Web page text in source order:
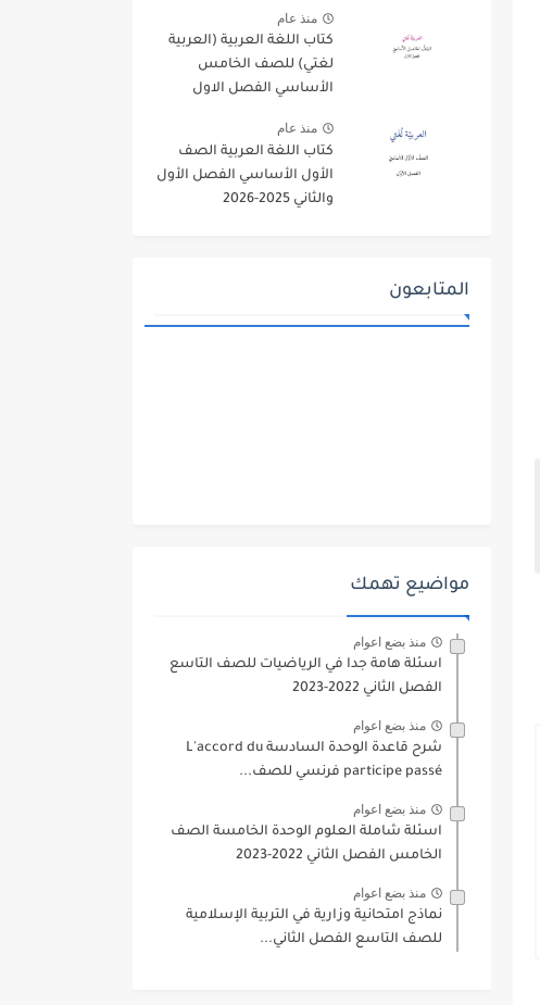
منذ عام
كتاب اللغة العربية (العربية
لغتي) للصف الخامس
الأساسي الفصل الاول
منذ عام
كتاب اللغة العربية الصف
الأول الأساسي الفصل الأول
والثاني 2025-2026
المتابعون
مواضيع تهمك
منذ بضع اعوام
اسئلة هامة جدا في الرياضيات للصف التاسع
الفصل الثاني 2022-2023
منذ بضع اعوام
شرح قاعدة الوحدة السادسة L'accord du
participe passé فرنسي للصف...
منذ بضع اعوام
اسئلة شاملة العلوم الوحدة الخامسة الصف
الخامس الفصل الثاني 2022-2023
منذ بضع اعوام
نماذج امتحانية وزارية في التربية الإسلامية
للصف التاسع الفصل الثاني...